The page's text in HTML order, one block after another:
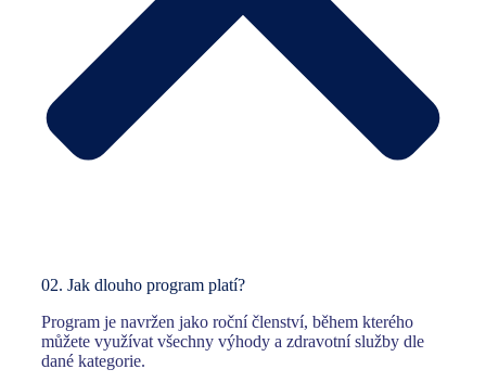
02. Jak dlouho program platí?
Program je navržen jako roční členství, během kterého
můžete využívat všechny výhody a zdravotní služby dle
dané kategorie.